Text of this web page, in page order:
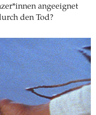
angeeignet
den Tod?